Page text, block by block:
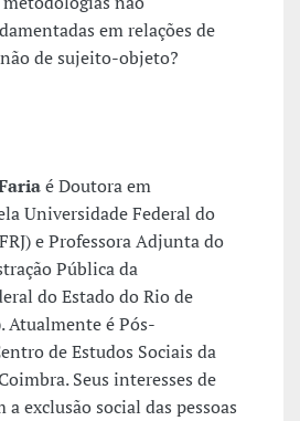
em relações de
de sujeito-objeto?
é Doutora em
Universidade Federal do
e Professora Adjunta do
Pública da
do Estado do Rio de
Atualmente é Pós-
de Estudos Sociais da
Seus interesses de
a exclusão social das pessoas